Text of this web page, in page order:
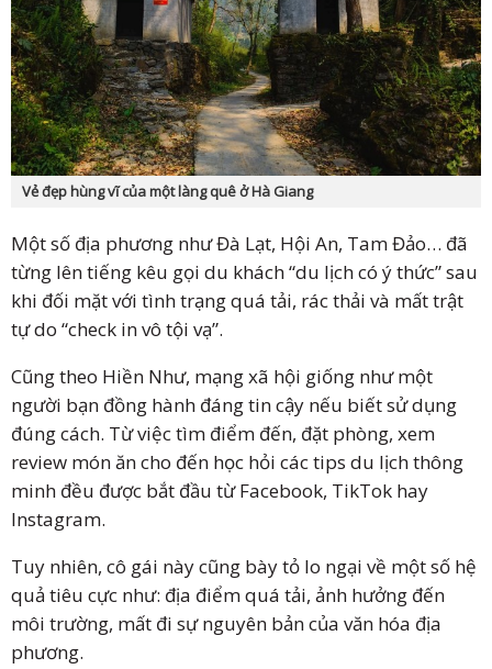
Vẻ đẹp hùng vĩ của một làng quê ở Hà Giang
Một số địa phương như Đà Lạt, Hội An, Tam Đảo… đã
từng lên tiếng kêu gọi du khách “du lịch có ý thức” sau
khi đối mặt với tình trạng quá tải, rác thải và mất trật
tự do “check in vô tội vạ”.
Cũng theo Hiền Như, mạng xã hội giống như một
người bạn đồng hành đáng tin cậy nếu biết sử dụng
đúng cách. Từ việc tìm điểm đến, đặt phòng, xem
review món ăn cho đến học hỏi các tips du lịch thông
minh đều được bắt đầu từ Facebook, TikTok hay
Instagram.
Tuy nhiên, cô gái này cũng bày tỏ lo ngại về một số hệ
quả tiêu cực như: địa điểm quá tải, ảnh hưởng đến
môi trường, mất đi sự nguyên bản của văn hóa địa
phương.